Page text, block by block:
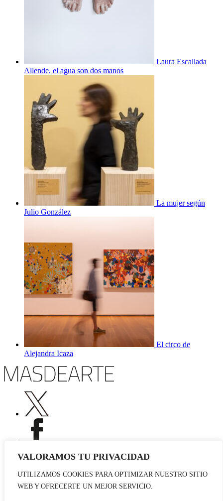
VALORAMOS TU PRIVACIDAD
UTILIZAMOS COOKIES PARA OPTIMIZAR NUESTRO SITIO
WEB Y OFRECERTE UN MEJOR SERVICIO.
Laura Escallada
Allende, el agua son dos manos
La mujer según
Julio González
El circo de
Alejandra Icaza
Publicidad